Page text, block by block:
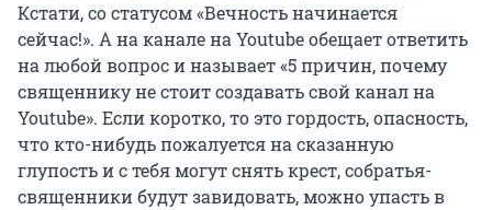
Кстати, со статусом «Вечность начинается
сейчас!». А на канале на Youtube обещает ответить
на любой вопрос и называет «5 причин, почему
священнику не стоит создавать свой канал на
Youtube». Если коротко, то это гордость, опасность,
что кто-нибудь пожалуется на сказанную
глупость и с тебя могут снять крест, собратья-
священники будут завидовать, можно упасть в